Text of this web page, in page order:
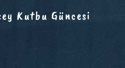
Kutbu Güncesi